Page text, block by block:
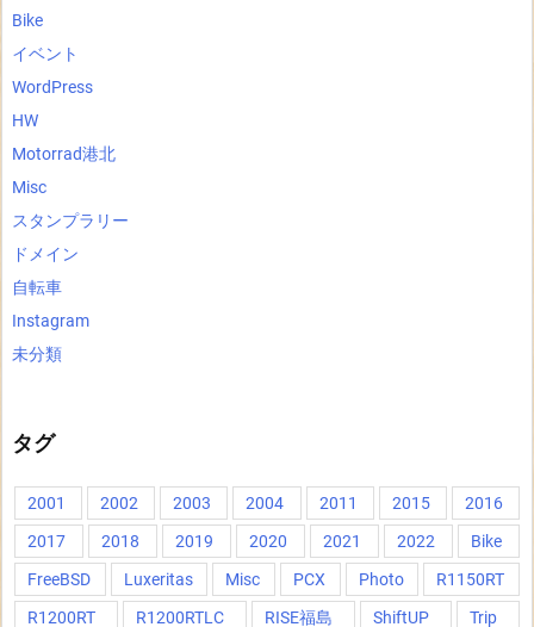
Bike
イベント
WordPress
HW
Motorrad港北
Misc
スタンプラリー
ドメイン
自転車
Instagram
未分類
タグ
2001 2002 2003 2004 2011 2015
2016
2017
2018 2019 2020 2021 2022
Bike
FreeBSD
Luxeritas Misc PCX Photo
R1150RT
R1200RT
R1200RTLC RISE福島 ShiftUP Trip